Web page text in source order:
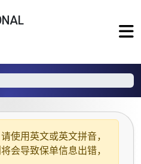
使用 英文或英文拼音，
会导致保单信息出错，